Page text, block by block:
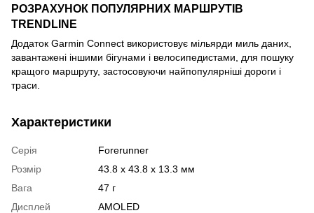
РОЗРАХУНОК ПОПУЛЯРНИХ МАРШРУТІВ
TRENDLINE
Додаток Garmin Connect використовує мільярди миль даних,
завантажені іншими бігунами і велосипедистами, для пошуку
кращого маршруту, застосовуючи найпопулярніші дороги і
траси.
Характеристики
Серія
Forerunner
Розмір
43.8 x 43.8 x 13.3 мм
Вага
47 г
Дисплей
AMOLED